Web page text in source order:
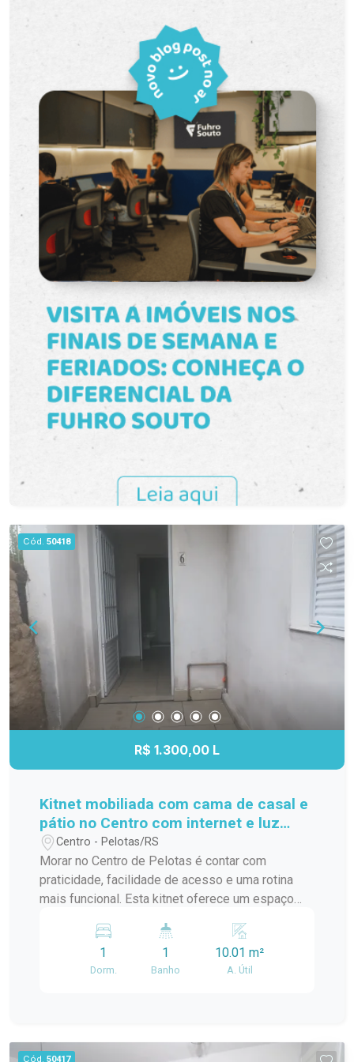
público e diversos serviços essenciais.
Descrição do imóvel: A kitnet possui ambiente
único com uma organização diferenciada,
aproveitando melhor os espaços e
proporcionando mais privacidade entre os
área de convivência, cozinha e banheiro privativo.
Distribuição: o ambiente único é dividido por
roupeiros, criando uma separação funcional entre
a área de descanso e os demais espaços do
imóvel. Funcionalidades: imóvel mobiliado com
cama, mesa com quatro cadeiras, roupeiro,
multiuso, prateleiras, balcão de pia, cooktop,
geladeira e tanque. Conta ainda com piso frio,
facilitando a limpeza e manutenção dos
ambientes. Diferenciais: Ambiente organizado
com divisão interna por roupeiros. Mobília
completa, proporcionando praticidade para
mudança imediata. Internet e energia elétrica
inclusas no valor do aluguel. Possui tanque
instalado, agregando funcionalidade ao imóvel.
Localização central próxima ao Supermercado
e com localização estratégica no Centro de
Pelotas. Entre em contato para mais informações
e agende sua visita.
Cód. 50418
R$ 1.300,00 L
Kitnet mobiliada com cama de casal e
pátio no Centro com internet e luz
inclusas
Centro - Pelotas/RS
Morar no Centro de Pelotas é contar com
praticidade, facilidade de acesso e uma rotina
mais funcional. Esta kitnet oferece um espaço
organização diferenciada dos ambientes, sendo
uma excelente opção para quem busca conforto
e praticidade em uma localização estratégica.
fácil acesso a mercados, farmácias, restaurantes,
1
Dorm.
1
Banho
10.01 m²
A. Útil
Cód. 50417